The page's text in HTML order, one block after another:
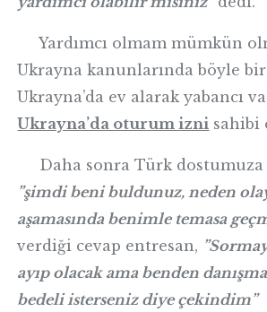
Yardımcı olmam mümkün
Ukrayna kanunlarında böyle bir
Ukrayna’da ev alarak yabancı
Ukrayna’da oturum izni sahibi
Daha sonra Türk dostumuza
”şimdi beni buldunuz, neden
aşamasında benimle temasa
verdiği cevap entresan,
ayıp olacak ama benden
bedeli isterseniz diye çekindim”